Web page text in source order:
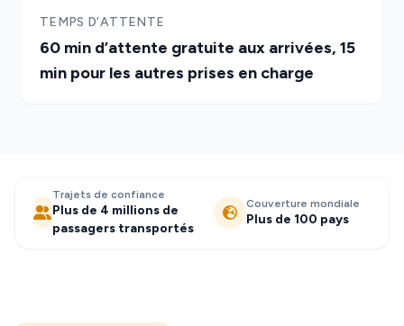
TEMPS D’ATTENTE
60 min d’attente gratuite aux arrivées, 15
min pour les autres prises en charge
Trajets de confiance
Plus de 4 millions de
passagers transportés
Couverture mondiale
Plus de 100 pays